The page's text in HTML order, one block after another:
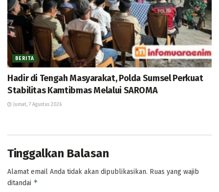
BERITA
Hadir di Tengah Masyarakat, Polda Sumsel Perkuat
Stabilitas Kamtibmas Melalui SAROMA
Jumat, 7 Agustus 2026
Tinggalkan Balasan
Alamat email Anda tidak akan dipublikasikan. Ruas yang wajib
ditandai *